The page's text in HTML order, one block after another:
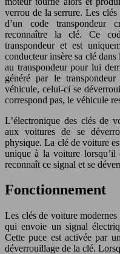
verrou de la serrure. Les
d’un code
reconnaître la clé. Ce
transpondeur et est
conducteur insère sa clé
au transpondeur pour lui
généré par le
véhicule, celui-ci se
correspond pas, le véhicule
L’électronique des clés de
aux voitures de se
physique. La clé de voiture
unique à la voiture lorsqu’il
reconnaît ce signal et se
Fonctionnement
Les clés de voiture
qui envoie un signal
Cette puce est activée par
déverrouillage de la clé.